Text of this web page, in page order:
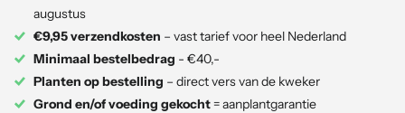
augustus
€9,95 verzendkosten – vast tarief voor heel Nederland
Minimaal bestelbedrag - €40,-
Planten op bestelling – direct vers van de kweker
Grond en/of voeding gekocht= aanplantgarantie